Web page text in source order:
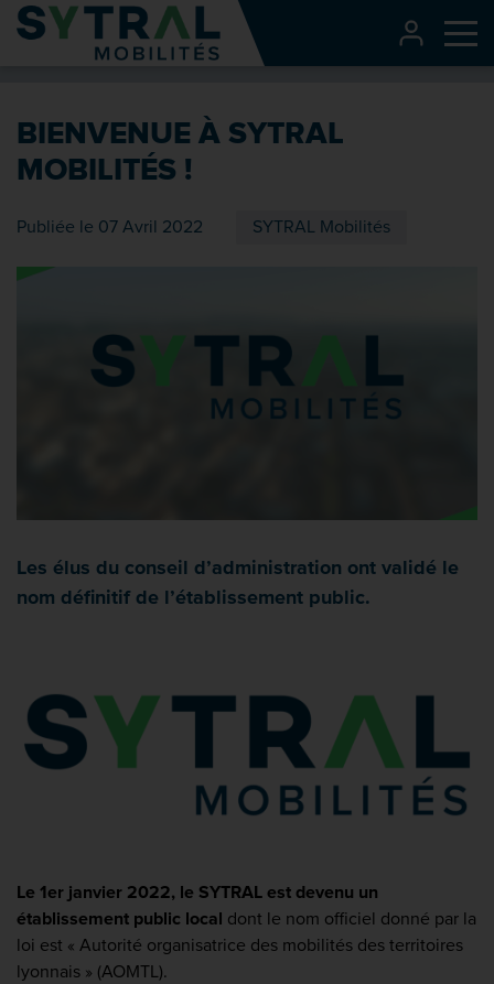
Contenu
Entête de page
Recherche
Pied de page
BIENVENUE À SYTRAL
MOBILITÉS !
Publiée le 07 Avril 2022 SYTRAL Mobilités
Les élus du conseil d’administration ont validé le
nom définitif de l’établissement public.
Le 1er janvier 2022, le SYTRAL est devenu un
établissement public local dont le nom officiel donné par la
loi est « Autorité organisatrice des mobilités des territoires
lyonnais » (AOMTL).